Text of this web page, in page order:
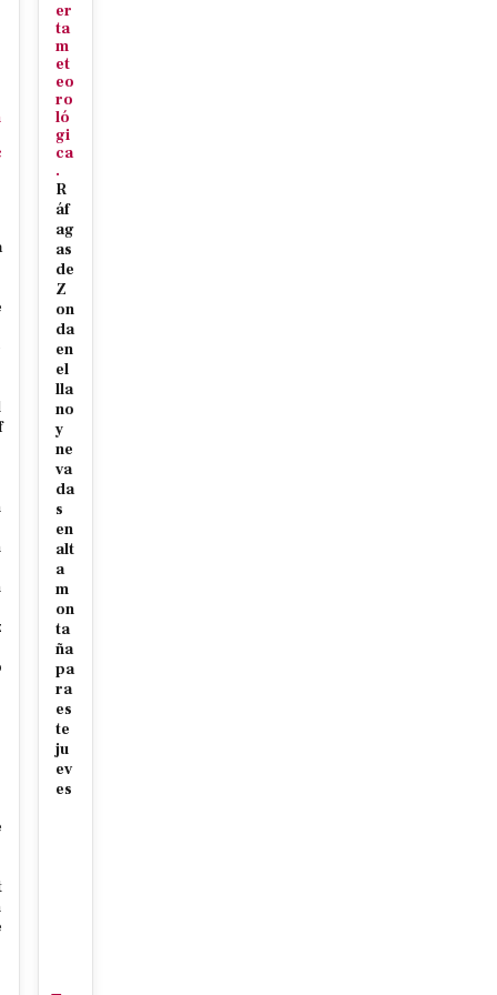
er
ta
m
et
eo
ro
ló
gi
ca
.
R
áf
ag
as
de
Z
on
da
en
el
lla
no
y
ne
va
da
s
en
alt
a
m
on
ta
ña
pa
ra
es
te
ju
ev
es